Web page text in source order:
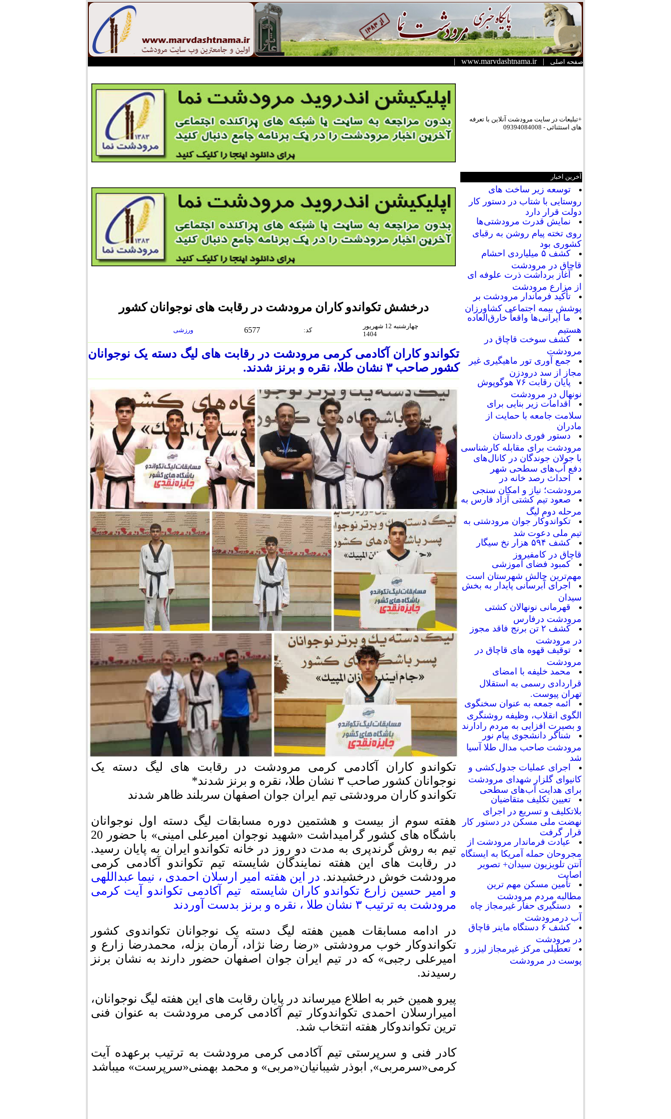
صفحه اصلی |
www.marvdashtnama.ir
|
+تبلیعات در سایت مرودشت آنلاین با تعرفه
های استثنائی - 09394084008
آخرین اخبار
توسعه زیر ساخت های
روستایی با شتاب در دستور کار
دولت قرار دارد
نمایش قدرت مرودشتی‌ها
روی تخته پیام روشن به رقبای
کشوری بود
کشف ۵ میلیاردی احشام
قاچاق در مرودشت
آغاز برداشت ذرت علوفه ای
از مزارع مرودشت
تأکید فرماندار مرودشت بر
پوشش بیمه اجتماعی کشاورزان
ما ایرانی‌ها واقعاً خارق‌العاده
هستیم
کشف سوخت قاچاق در
مرودشت
جمع آوری تور ماهیگیری غیر
مجاز از سد درودزن
پایان رقابت‌ ۷۶ هوگوپوش
نونهال در مرودشت
اقدامات زیر بنایی برای
سلامت جامعه با حمایت از
مادران
دستور فوری دادستان
مرودشت برای مقابله کارشناسی
با جولان جوندگان در کانال‌های
دفع آب‌های سطحی شهر
احداث رصد خانه در
مرودشت؛ نیاز و امکان سنجی
صعود تیم کشتی آزاد فارس به
مرحله دوم لیگ
تکواندوکار جوان مرودشتی به
تیم ملی دعوت شد
کشف ۵۹۴ هزار نخ سیگار
قاچاق در کامفیروز
کمبود فضای آموزشی
مهم‌ترین چالش شهرستان است
اجرای آبرسانی پایدار به بخش
سیدان
قهرمانی نونهالان کشتی
مرودشت درفارس
کشف ۲ تن برنج فاقد مجوز
در مرودشت
توقیف قهوه های قاچاق در
مرودشت
محمد خلیفه با امضای
قراردادی رسمی به استقلال
تهران پیوست.
ائمه جمعه به عنوان سخنگوی
الگوی انقلاب، وظیفه روشنگری
و بصیرت افزایی به مردم رادارند
شناگر دانشجوی پیام نور
مرودشت صاحب مدال طلا آسیا
شد
اجرای عملیات جدول‌کشی و
کانیوای گلزار شهدای مرودشت
برای هدایت آب‌های سطحی
تعیین تکلیف متقاضیان
بلاتکلیف و تسریع در اجرای
نهضت ملی مسکن در دستور کار
قرار گرفت
عیادت فرماندار مرودشت از
مجروحان حمله آمریکا به ایستگاه
آنتن تلویزیون سیدان+ تصویر
اصابت
تأمین مسکن مهم ترین
مطالبه مردم مرودشت
دستگیری حفار غیرمجاز چاه
آب درمرودشت
کشف ۶ دستگاه ماینر قاچاق
در مرودشت
تعطیلی مرکز غیرمجاز لیزر و
پوست در مرودشت
درخشش تکواندو کاران مرودشت در رقابت های نوجوانان کشور
ورزشی 6577 :كد
چهارشنبه 12 شهریور
1404
تکواندو کاران آکادمی کرمی مرودشت در رقابت های لیگ دسته یک نوجوانان
کشور صاحب ۳ نشان طلا، نقره و برنز شدند.
تکواندو کاران آکادمی کرمی مرودشت در رقابت های لیگ دسته یک
نوجوانان کشور صاحب ۳ نشان طلا، نقره و برنز شدند*
تکواندو کاران مرودشتی تیم ایران جوان اصفهان سربلند ظاهر شدند
هفته سوم از بیست و هشتمین دوره مسابقات لیگ دسته اول نوجوانان
باشگاه های کشور گرامیداشت «شهید نوجوان امیرعلی امینی» با حضور 20
تیم به روش گرندپری به مدت دو روز در خانه تکواندو ایران به پایان رسید.
در رقابت های این هفته نمایندگان شایسته تیم تکواندو آکادمی کرمی
مرودشت خوش درخشیدند. در این هفته امیر ارسلان احمدی ، نیما عبداللهی
و امیر حسین زارع تکواندو کاران شایسته تیم آکادمی تکواندو آیت کرمی
مرودشت به ترتیب ۳ نشان طلا ، نقره و برنز بدست آوردند
در ادامه مسابقات همین هفته لیگ دسته یک نوجوانان تکواندوی کشور
تکواندوکار خوب مرودشتی «رضا رضا نژاد، آرمان بزله، محمدرضا زارع و
امیرعلی رجبی» که در تیم ایران جوان اصفهان حضور دارند به نشان برنز
رسیدند.
پیرو همین خبر به اطلاع میرساند در پایان رقابت های این هفته لیگ نوجوانان،
امیرارسلان احمدی تکواندوکار تیم آکادمی کرمی مرودشت به عنوان فنی
ترین تکواندوکار هفته انتخاب شد.
کادر فنی و سرپرستی تیم آکادمی کرمی مرودشت به ترتیب برعهده آیت
کرمی«سرمربی», ابوذر شیبانیان«مربی» و محمد بهمنی«سرپرست» میباشد